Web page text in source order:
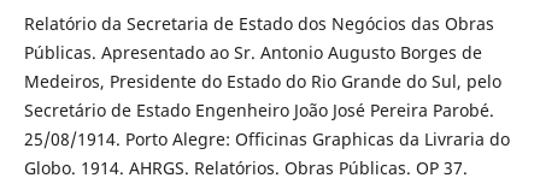
Relatório da Secretaria de Estado dos Negócios das Obras
Públicas. Apresentado ao Sr. Antonio Augusto Borges de
Medeiros, Presidente do Estado do Rio Grande do Sul, pelo
Secretário de Estado Engenheiro João José Pereira Parobé.
25/08/1914. Porto Alegre: Officinas Graphicas da Livraria do
Globo. 1914. AHRGS. Relatórios. Obras Públicas. OP 37.